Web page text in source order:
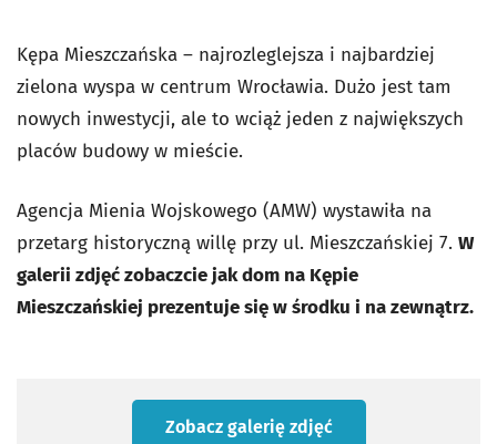
Kępa Mieszczańska – najrozleglejsza i najbardziej
zielona wyspa w centrum Wrocławia. Dużo jest tam
nowych inwestycji, ale to wciąż jeden z największych
placów budowy w mieście.
Agencja Mienia Wojskowego (AMW) wystawiła na
przetarg historyczną willę przy ul. Mieszczańskiej 7. W
galerii zdjęć zobaczcie jak dom na Kępie
Mieszczańskiej prezentuje się w środku i na zewnątrz.
Zobacz galerię zdjęć